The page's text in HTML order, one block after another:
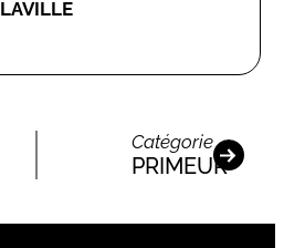
LAVILLE
Catégorie
PRIMEUR